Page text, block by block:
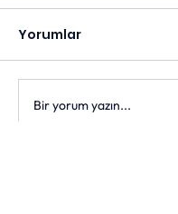
Bilinçli Kaygı
Yorumlar
Bir yorum yazın...